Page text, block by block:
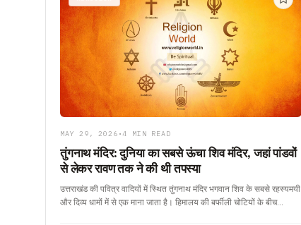
MAY 29, 2026 •4 MIN READ
तुंगनाथ मंदिर: दुनिया का सबसे ऊंचा शिव मंदिर, जहां पांडवों
से लेकर रावण तक ने की थी तपस्या
उत्तराखंड की पवित्र वादियों में स्थित तुंगनाथ मंदिर भगवान शिव के सबसे रहस्यमयी
और दिव्य धामों में से एक माना जाता है। हिमालय की बर्फीली चोटियों के बीच…